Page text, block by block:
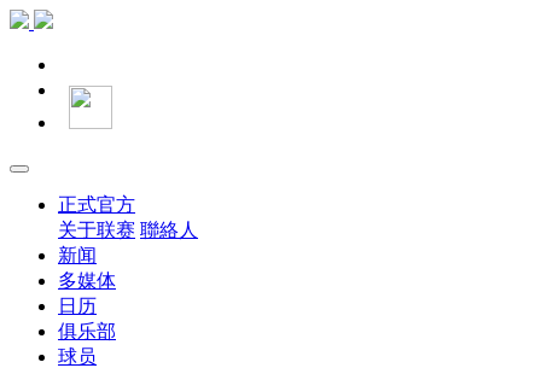
正式官方
关于联赛 聯絡人
新闻
多媒体
日历
俱乐部
球员